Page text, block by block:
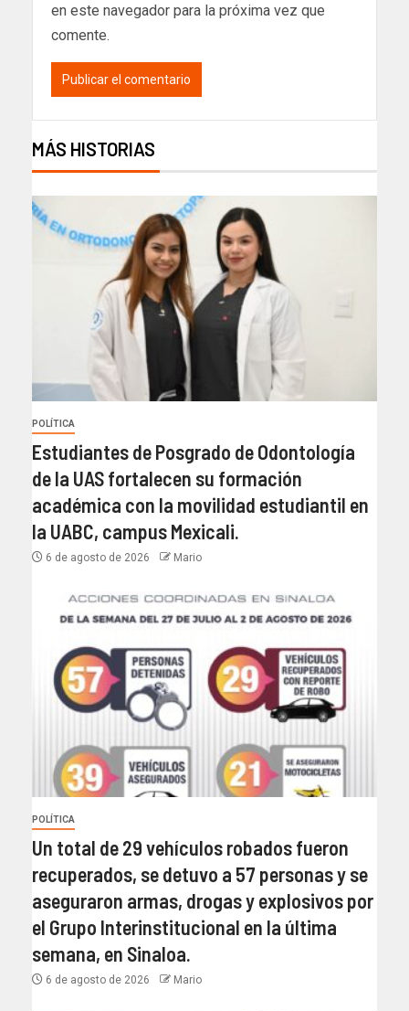
en este navegador para la próxima vez que
comente.
MÁS HISTORIAS
POLÍTICA
Estudiantes de Posgrado de Odontología
de la UAS fortalecen su formación
académica con la movilidad estudiantil en
la UABC, campus Mexicali.
6 de agosto de 2026 Mario
POLÍTICA
Un total de 29 vehículos robados fueron
recuperados, se detuvo a 57 personas y se
aseguraron armas, drogas y explosivos por
el Grupo Interinstitucional en la última
semana, en Sinaloa.
6 de agosto de 2026 Mario